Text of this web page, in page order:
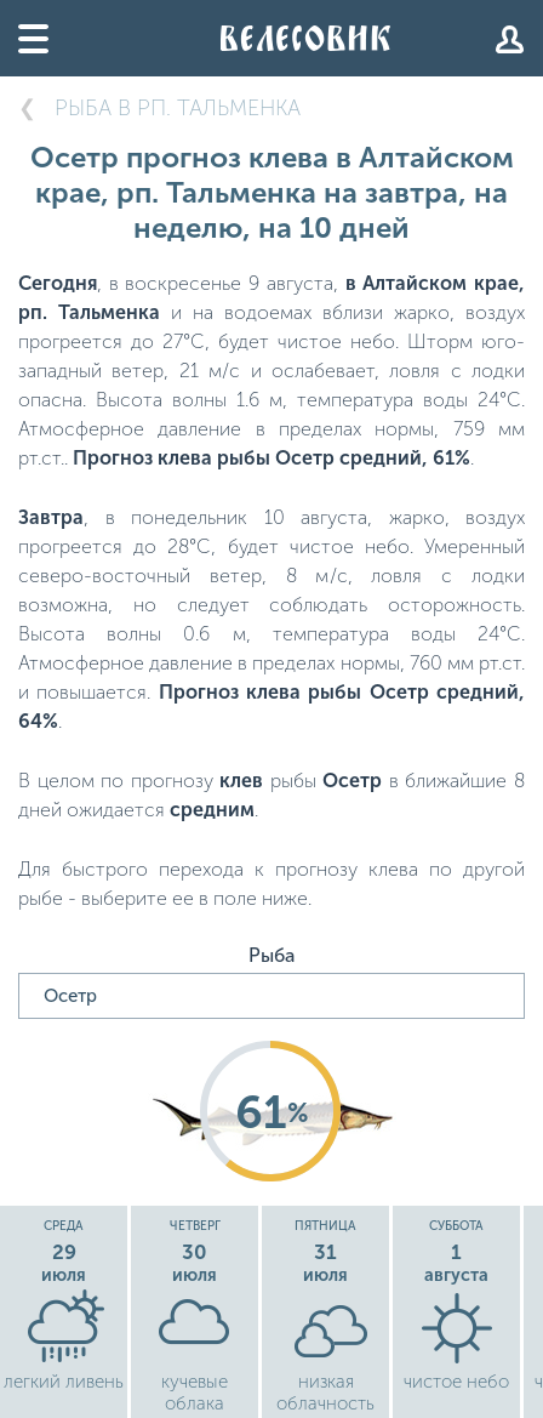
РЫБА В РП. ТАЛЬМЕНКА
Осетр прогноз клева в Алтайском
крае, рп. Тальменка на завтра, на
неделю, на 10 дней
Сегодня, в воскресенье 9 августа, в Алтайском крае,
рп. Тальменка и на водоемах вблизи жарко, воздух
прогреется до 27°C, будет чистое небо. Шторм юго-
западный ветер, 21 м/с и ослабевает, ловля с лодки
опасна. Высота волны 1.6 м, температура воды 24°C.
Атмосферное давление в пределах нормы, 759 мм
рт.ст.. Прогноз клева рыбы Осетр средний, 61%.
Завтра, в понедельник 10 августа, жарко, воздух
прогреется до 28°C, будет чистое небо. Умеренный
северо-восточный ветер, 8 м/с, ловля с лодки
возможна, но следует соблюдать осторожность.
Высота волны 0.6 м, температура воды 24°C.
Атмосферное давление в пределах нормы, 760 мм рт.ст.
и повышается. Прогноз клева рыбы Осетр средний,
64%.
В целом по прогнозу клев рыбыОсетр в ближайшие 8
дней ожидается средним.
Для быстрого перехода к прогнозу клева по другой
рыбе - выберите ее в поле ниже.
Рыба
61%
СРЕДА
29
июля
легкий ливень
ЧЕТВЕРГ
30
июля
кучевые
облака
ПЯТНИЦА
31
июля
низкая
облачность
СУББОТА
1
августа
чистое небо